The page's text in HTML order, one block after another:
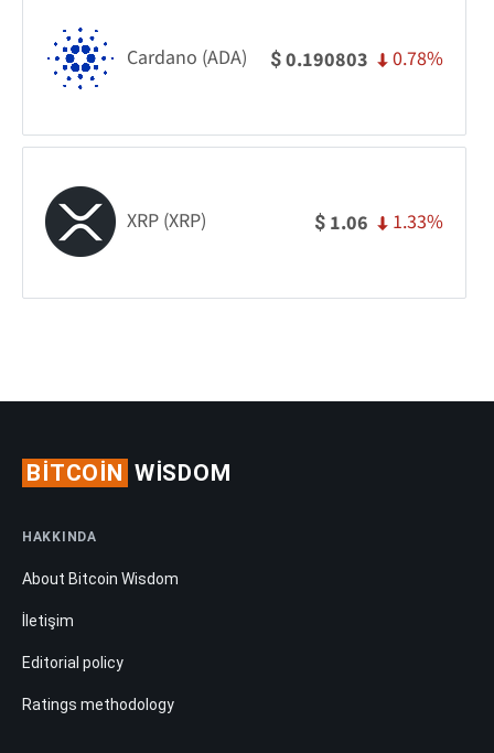
Cardano (ADA) $0.190803 0.78%
XRP (XRP) $ 1.06 1.33%
BITCOIN WISDOM
HAKKINDA
About Bitcoin Wisdom
İletişim
Editorial policy
Ratings methodology